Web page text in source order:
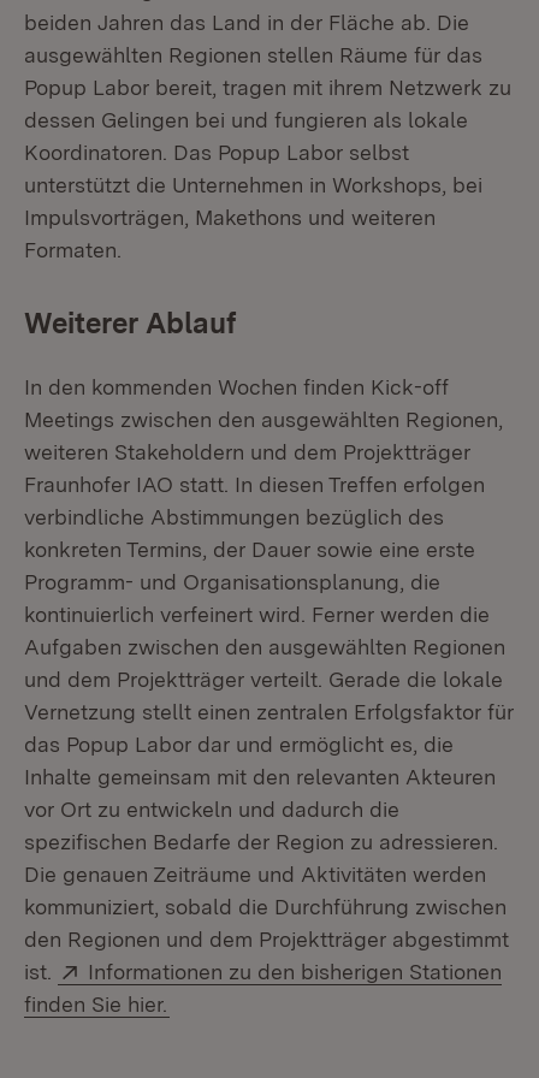
beiden Jahren das Land in der Fläche ab. Die
ausgewählten Regionen stellen Räume für das
Popup Labor bereit, tragen mit ihrem Netzwerk zu
dessen Gelingen bei und fungieren als lokale
Koordinatoren. Das Popup Labor selbst
unterstützt die Unternehmen in Workshops, bei
Impulsvorträgen, Makethons und weiteren
Formaten.
Weiterer Ablauf
In den kommenden Wochen finden Kick-off
Meetings zwischen den ausgewählten Regionen,
weiteren Stakeholdern und dem Projektträger
Fraunhofer IAO statt. In diesen Treffen erfolgen
verbindliche Abstimmungen bezüglich des
konkreten Termins, der Dauer sowie eine erste
Programm- und Organisationsplanung, die
kontinuierlich verfeinert wird. Ferner werden die
Aufgaben zwischen den ausgewählten Regionen
und dem Projektträger verteilt. Gerade die lokale
Vernetzung stellt einen zentralen Erfolgsfaktor für
das Popup Labor dar und ermöglicht es, die
Inhalte gemeinsam mit den relevanten Akteuren
vor Ort zu entwickeln und dadurch die
spezifischen Bedarfe der Region zu adressieren.
Die genauen Zeiträume und Aktivitäten werden
kommuniziert, sobald die Durchführung zwischen
den Regionen und dem Projektträger abgestimmt
ist.
Extern:
Informationen zu den bisherigen Stationen
finden Sie hier.